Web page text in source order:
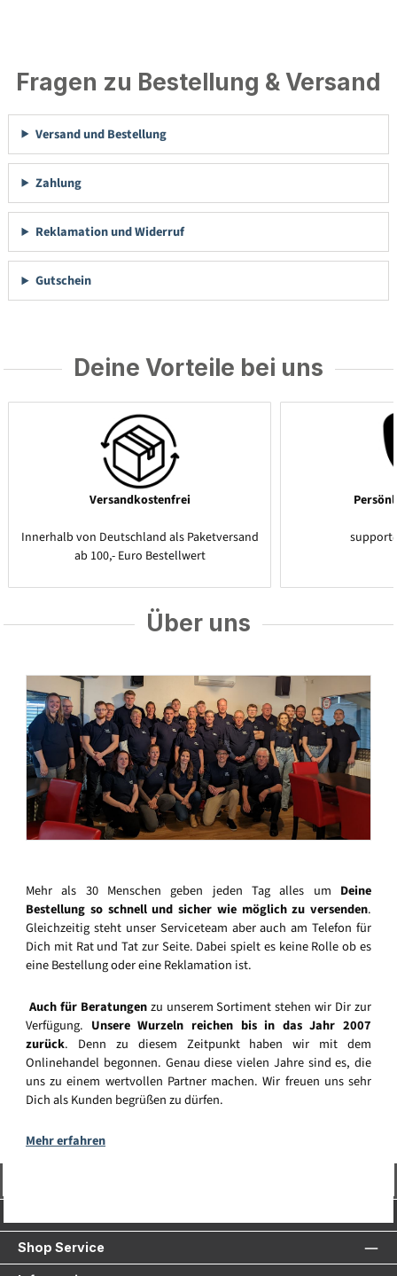
Fragen zu Bestellung & Versand
Versand und Bestellung
Zahlung
Reklamation und Widerruf
Gutschein
Deine Vorteile bei uns
Versandkostenfrei
Innerhalb von Deutschland als Paketversand
ab 100,- Euro Bestellwert
Über uns
Mehr als 30 Menschen geben jeden Tag alles um Deine
Bestellung so schnell und sicher wie möglich zu versenden.
Gleichzeitig steht unser Serviceteam aber auch am Telefon für
Dich mit Rat und Tat zur Seite. Dabei spielt es keine Rolle ob es
eine Bestellung oder eine Reklamation ist.
Auch für Beratungenzu unserem Sortiment stehen wir Dir zur
Verfügung. Unsere Wurzeln reichen bis in das Jahr 2007
zurück. Denn zu diesem Zeitpunkt haben wir mit dem
Onlinehandel begonnen. Genau diese vielen Jahre sind es, die
uns zu einem wertvollen Partner machen. Wir freuen uns sehr
Dich als Kunden begrüßen zu dürfen.
Mehr erfahren
Shop Service